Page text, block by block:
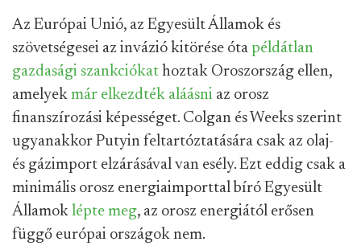
Az Európai Unió, az Egyesült Államok és
szövetségesei az invázió kitörése óta példátlan
gazdasági szankciókat hoztak Oroszország ellen,
amelyek már elkezdték aláásni az orosz
finanszírozási képességet. Colgan és Weeks szerint
ugyanakkor Putyin feltartóztatására csak az olaj-
és gázimport elzárásával van esély. Ezt eddig csak a
minimális orosz energiaimporttal bíró Egyesült
Államok lépte meg, az orosz energiától erősen
függő európai országok nem.